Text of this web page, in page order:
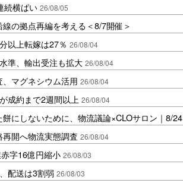
続横ばい 26/08/05
の拠点再編を考える＜8/7開催＞
以上転嫁は27％ 26/08/04
準、輸出受注も拡大 26/08/04
マグネシウム活用 26/08/04
成約まで2週間以上 26/08/04
にしないために、物流議論×CLOサロン｜8/24
開へ物流実態調査 26/08/04
字16億円縮小 26/08/03
配送は3割弱 26/08/03